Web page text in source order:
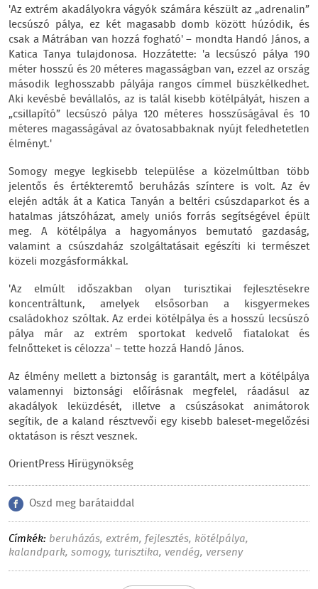
'Az extrém akadályokra vágyók számára készült az „adrenalin”
lecsúszó pálya, ez két magasabb domb között húzódik, és
csak a Mátrában van hozzá fogható' – mondta Handó János, a
Katica Tanya tulajdonosa. Hozzátette: 'a lecsúszó pálya 190
méter hosszú és 20 méteres magasságban van, ezzel az ország
második leghosszabb pályája rangos címmel büszkélkedhet.
Aki kevésbé bevállalós, az is talál kisebb kötélpályát, hiszen a
„csillapító” lecsúszó pálya 120 méteres hosszúságával és 10
méteres magasságával az óvatosabbaknak nyújt feledhetetlen
élményt.'
Somogy megye legkisebb települése a közelmúltban több
jelentős és értékteremtő beruházás színtere is volt. Az év
elején adták át a Katica Tanyán a beltéri csúszdaparkot és a
hatalmas játszóházat, amely uniós forrás segítségével épült
meg. A kötélpálya a hagyományos bemutató gazdaság,
valamint a csúszdaház szolgáltatásait egészíti ki természet
közeli mozgásformákkal.
'Az elmúlt időszakban olyan turisztikai fejlesztésekre
koncentráltunk, amelyek elsősorban a kisgyermekes
családokhoz szóltak. Az erdei kötélpálya és a hosszú lecsúszó
pálya már az extrém sportokat kedvelő fiatalokat és
felnőtteket is célozza' – tette hozzá Handó János.
Az élmény mellett a biztonság is garantált, mert a kötélpálya
valamennyi biztonsági előírásnak megfelel, ráadásul az
akadályok leküzdését, illetve a csúszásokat animátorok
segítik, de a kaland résztvevői egy kisebb baleset-megelőzési
oktatáson is részt vesznek.
OrientPress Hírügynökség
Oszd meg barátaiddal
Címkék: beruházás, extrém, fejlesztés, kötélpálya,
kalandpark, somogy, turisztika, vendég, verseny